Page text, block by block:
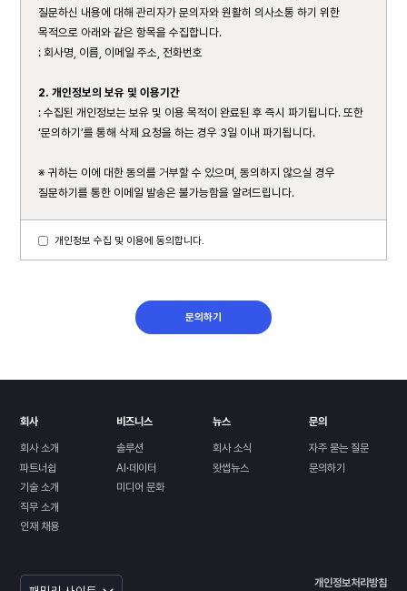
질문하신 내용에 대해 관리자가 문의자와 원활히 의사소통 하기 위한
목적으로 아래와 같은 항목을 수집합니다.
: 회사명, 이름, 이메일 주소, 전화번호
2. 개인정보의 보유 및 이용기간
: 수집된 개인정보는 보유 및 이용 목적이 완료된 후 즉시 파기됩니다. 또한
‘문의하기’를 통해 삭제 요청을 하는 경우 3일 이내 파기됩니다.
※ 귀하는 이에 대한 동의를 거부할 수 있으며, 동의하지 않으실 경우
질문하기를 통한 이메일 발송은 불가능함을 알려드립니다.
개인정보 수집 및 이용에 동의합니다.
문의하기
회사
회사 소개
파트너쉽
기술 소개
직무 소개
인재 채용
비즈니스
솔루션
AI·데이터
미디어 문화
뉴스
회사 소식
왓썹뉴스
문의
자주 묻는 질문
문의하기
개인정보처리방침